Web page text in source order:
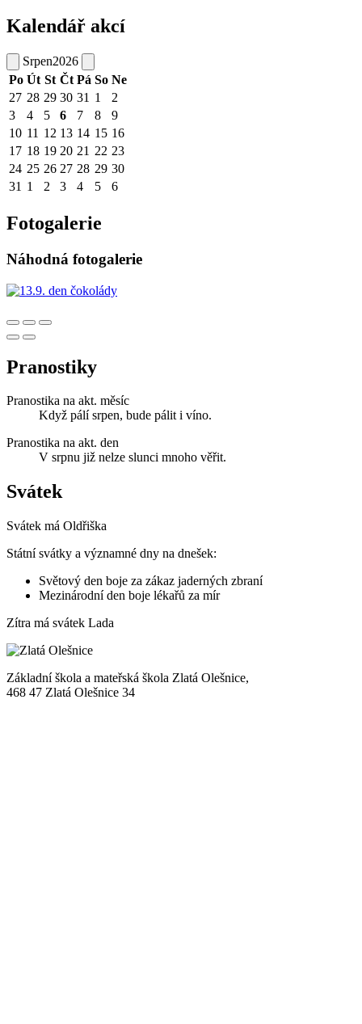
Kalendář akcí
Srpen2026
Po Út St Čt Pá So Ne
27 28 29 30 31 1
2
3
4 5 6 7 8
9
10 11 12 13 14 15 16
17 18 19 20 21 22 23
24 25 26 27 28 29 30
31 1 2 3 4 5 6
Fotogalerie
Náhodná fotogalerie
Pranostiky
Pranostika na akt. měsíc
Když pálí srpen, bude pálit i víno.
Pranostika na akt. den
V srpnu již nelze slunci mnoho věřit.
Svátek
Svátek má Oldřiška
Státní svátky a významné dny na dnešek:
Světový den boje za zákaz jaderných zbraní
Mezinárodní den boje lékařů za mír
Zítra má svátek Lada
Základní škola a mateřská škola Zlatá Olešnice,
468 47 Zlatá Olešnice 34